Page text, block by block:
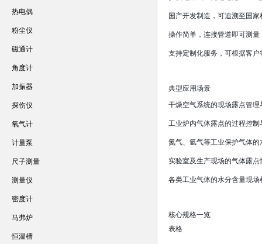
国产开发制造，可追溯至国
操作简单，连接管道即可测量
支持定制化服务，可根据客
典型应用场景
干燥空气系统的现场露点管理
工业炉内气体露点的过程控制
氮气、氩气等工业保护气体的
实验室及生产现场的气体露点
各类工业气体的水分含量现场
核心规格一览
表格
热电偶
粉尘仪
磁通计
角度计
加振器
探伤仪
氧气计
计量泵
尺子测量
测量仪
密度计
马弗炉
恒温槽